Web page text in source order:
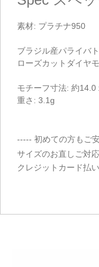
素材: プラチナ950
ブラジル産パライバ
ローズカットダイヤ
モチーフ寸法: 約14.0
重さ: 3.1g
----- 初めての方もご
サイズのお直しご対
クレジットカード払